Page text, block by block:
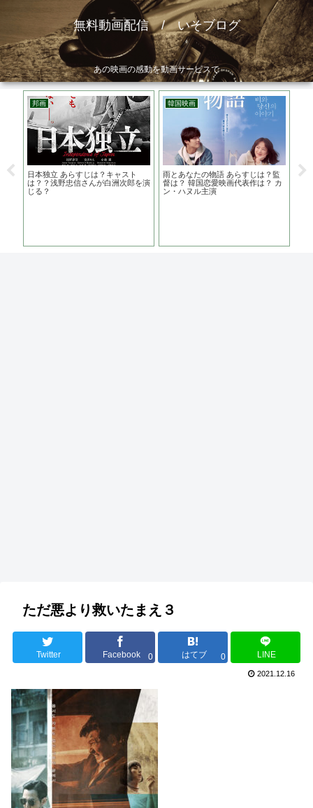
無料動画配信 / いそブログ
あの映画の感動を動画サービスで
演
邦画
日本独立 あらすじは？キャスト
は？？浅野忠信さんが白洲次郎を演
じる？
韓国映画
雨とあなたの物語 あらすじは？監
督は？ 韓国恋愛映画代表作は？ カ
ン・ハヌル主演
ギ
ただ悪より救いたまえ３
Twitter Facebook 0 はてブ 0 LINE
2021.12.16